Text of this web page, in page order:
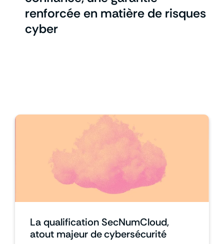
renforcée en matière de risques
cyber
La qualification SecNumCloud,
atout majeur de cybersécurité